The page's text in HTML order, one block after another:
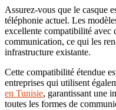
Assurez-vous que le casque
téléphonie actuel. Les
excellente compatibilité avec
communication, ce qui les
infrastructure existante.
Cette compatibilité étendue
entreprises qui utilisent
en Tunisie, garantissant une
toutes les formes de